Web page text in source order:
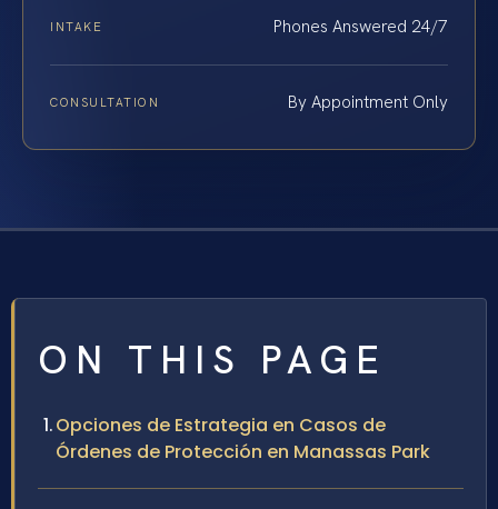
INTAKE Phones Answered 24/7
CONSULTATION By Appointment Only
ON THIS PAGE
Opciones de Estrategia en Casos de
Órdenes de Protección en Manassas Park